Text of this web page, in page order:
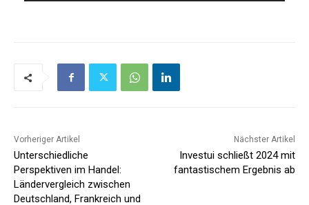
Vorheriger Artikel
Unterschiedliche
Perspektiven im Handel:
Ländervergleich zwischen
Deutschland, Frankreich und
Nächster Artikel
Investui schließt 2024 mit
fantastischem Ergebnis ab